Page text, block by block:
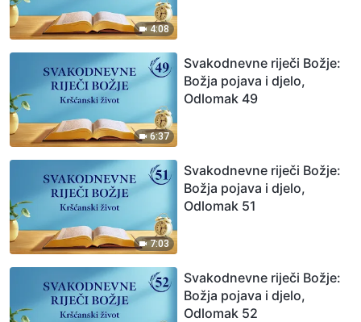
4:08
6:37
Svakodnevne riječi Božje:
Božja pojava i djelo,
Odlomak 49
7:03
Svakodnevne riječi Božje:
Božja pojava i djelo,
Odlomak 51
Svakodnevne riječi Božje:
Božja pojava i djelo,
Odlomak 52